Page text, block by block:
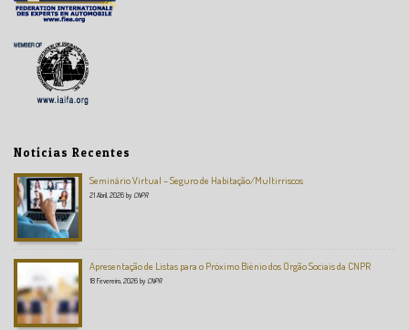
Notícias Recentes
Seminário Virtual – Seguro de Habitação/Multirriscos
21 Abril, 2026 by CNPR
Apresentação de Listas para o Próximo Biénio dos Orgão Sociais da CNPR
18 Fevereiro, 2026 by CNPR